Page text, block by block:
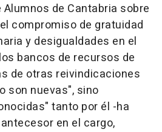
de Cantabria sobre
compromiso de gratuidad
y desigualdades en el
bancos de recursos de
de otras reivindicaciones
son nuevas", sino
tanto por él -ha
en el cargo,